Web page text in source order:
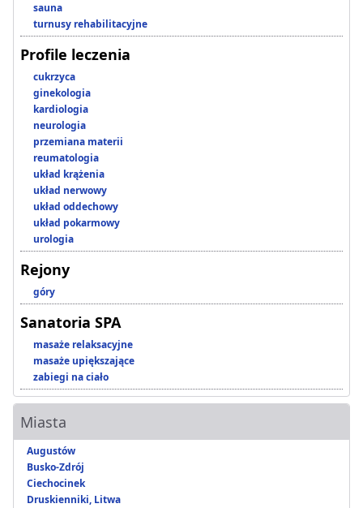
sauna
turnusy rehabilitacyjne
Profile leczenia
cukrzyca
ginekologia
kardiologia
neurologia
przemiana materii
reumatologia
układ krążenia
układ nerwowy
układ oddechowy
układ pokarmowy
urologia
Rejony
góry
Sanatoria SPA
masaże relaksacyjne
masaże upiększające
zabiegi na ciało
Miasta
Augustów
Busko-Zdrój
Ciechocinek
Druskienniki, Litwa